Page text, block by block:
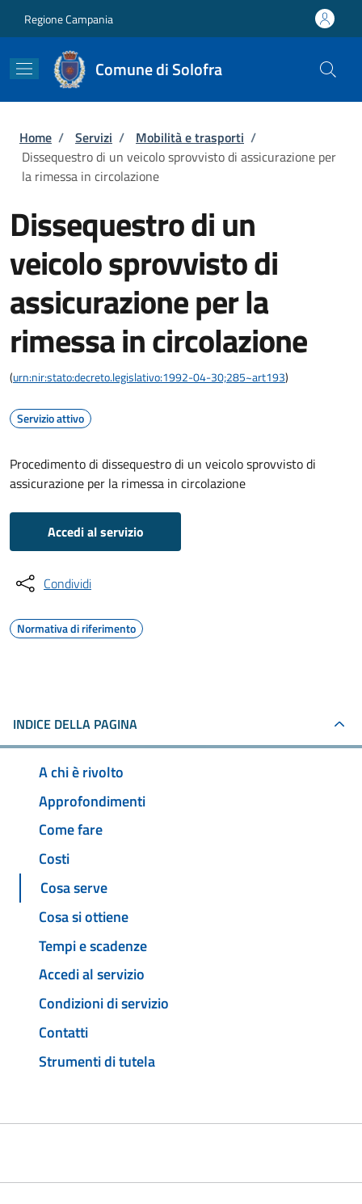
Regione Campania
Comune di Solofra
Briciole di pane
Home / Servizi / Mobilità e trasporti /
Dissequestro di un veicolo sprovvisto di assicurazione per
la rimessa in circolazione
Dissequestro di un
veicolo sprovvisto di
assicurazione per la
rimessa in circolazione
(urn:nir:stato:decreto.legislativo:1992-04-30;285~art193)
Servizio attivo
Procedimento di dissequestro di un veicolo sprovvisto di
assicurazione per la rimessa in circolazione
Accedi al servizio
Condividi
Normativa di riferimento
INDICE DELLA PAGINA
A chi è rivolto
Approfondimenti
Come fare
Costi
Cosa serve
Cosa si ottiene
Tempi e scadenze
Accedi al servizio
Condizioni di servizio
Contatti
Strumenti di tutela